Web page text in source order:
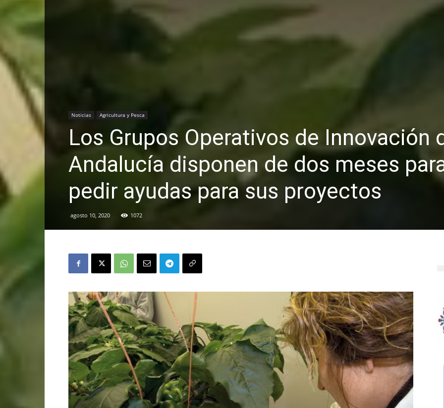
Noticias Agricultura y Pesca
Los Grupos Operativos de Innovación
Andalucía disponen de dos meses
pedir ayudas para sus proyectos
agosto 10, 2020 1072